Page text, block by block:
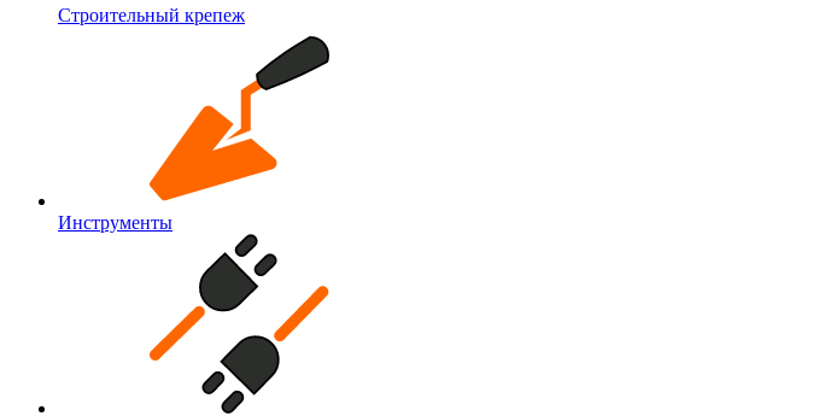
Строительный крепеж
Инструменты